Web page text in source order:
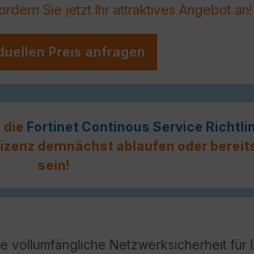
Sie jetzt Ihr attraktives Angebot an!
Preis anfragen
die Fortinet Continous Service
demnächst ablaufen oder
sein!
vollumfängliche Netzwerksicherheit für